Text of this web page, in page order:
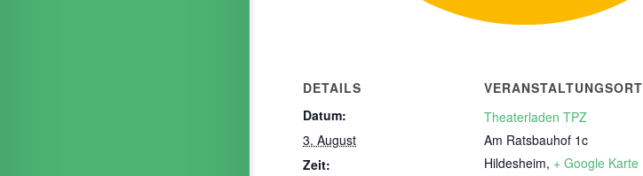
DETAILS
Datum:
3. August
Zeit:
VERANSTALTUNGSORT
Theaterladen TPZ
Am Ratsbauhof 1c
Hildesheim, + Google Karte